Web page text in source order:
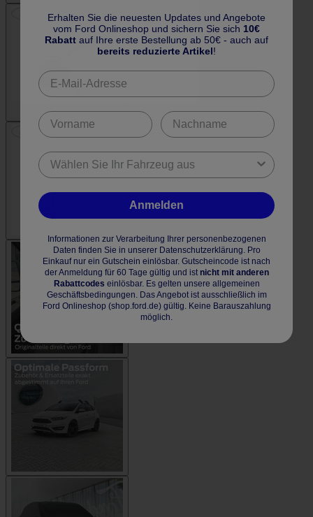
Erhalten Sie die neuesten Updates und Angebote
vom Ford Onlineshop und sichern Sie sich 10€
Rabatt auf Ihre erste Bestellung ab 50€ - auch auf
bereits reduzierte Artikel!
Anmelden
Informationen zur Verarbeitung Ihrer personenbezogenen
Daten finden Sie in unserer Datenschutzerklärung. Pro
Einkauf nur ein Gutschein einlösbar. Gutscheincode ist nach
der Anmeldung für 60 Tage gültig und ist nicht mit anderen
Rabattcodes einlösbar. Es gelten unsere allgemeinen
Geschäftsbedingungen. Das Angebot ist ausschließlich im
Ford Onlineshop (shop.ford.de) gültig. Keine Barauszahlung
möglich.